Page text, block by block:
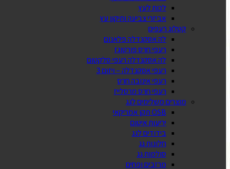
לכות לעץ
אביזרי צביעה ותיקון עץ
קטלוג רעפים
לה אסקנדלה פלאנום
רעפי חרס פורטוגז
לה אסקנדלה רעפי סלקטום
רעפי אסקנדלה – ויזום 3
רעפי אינובה חרס
רעפי חרס מרסלייז
מוצרים משלימים לגג
OSB תקן אמריקאי
יריעות איטום
בידודים לגג
חלונות גג
סולמות גג
מרזבים ופחים